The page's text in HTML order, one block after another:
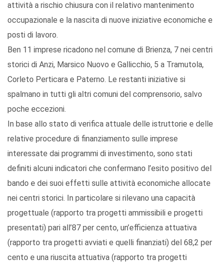
attività a rischio chiusura con il relativo mantenimento
occupazionale e la nascita di nuove iniziative economiche e
posti di lavoro.
Ben 11 imprese ricadono nel comune di Brienza, 7 nei centri
storici di Anzi, Marsico Nuovo e Gallicchio, 5 a Tramutola,
Corleto Perticara e Paterno. Le restanti iniziative si
spalmano in tutti gli altri comuni del comprensorio, salvo
poche eccezioni.
In base allo stato di verifica attuale delle istruttorie e delle
relative procedure di finanziamento sulle imprese
interessate dai programmi di investimento, sono stati
definiti alcuni indicatori che confermano l’esito positivo del
bando e dei suoi effetti sulle attività economiche allocate
nei centri storici. In particolare si rilevano una capacità
progettuale (rapporto tra progetti ammissibili e progetti
presentati) pari all’87 per cento, un’efficienza attuativa
(rapporto tra progetti avviati e quelli finanziati) del 68,2 per
cento e una riuscita attuativa (rapporto tra progetti